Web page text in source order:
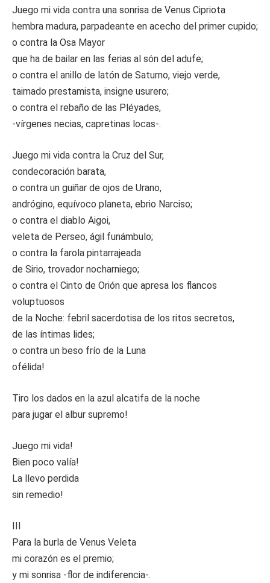
Juego mi vida contra una sonrisa de Venus Cipriota
hembra madura, parpadeante en acecho del primer cupido;
o contra la Osa Mayor
que ha de bailar en las ferias al són del adufe;
o contra el anillo de latón de Saturno, viejo verde,
taimado prestamista, insigne usurero;
o contra el rebaño de las Pléyades,
-vírgenes necias, capretinas locas-.
Juego mi vida contra la Cruz del Sur,
condecoración barata,
o contra un guiñar de ojos de Urano,
andrógino, equívoco planeta, ebrio Narciso;
o contra el diablo Aigoi,
veleta de Perseo, ágil funámbulo;
o contra la farola pintarrajeada
de Sirio, trovador nocharniego;
o contra el Cinto de Orión que apresa los flancos
voluptuosos
de la Noche: febril sacerdotisa de los ritos secretos,
de las íntimas lides;
o contra un beso frío de la Luna
ofélida!
Tiro los dados en la azul alcatifa de la noche
para jugar el albur supremo!
Juego mi vida!
Bien poco valía!
La llevo perdida
sin remedio!
III
Para la burla de Venus Veleta
mi corazón es el premio;
y mi sonrisa -flor de indiferencia-.